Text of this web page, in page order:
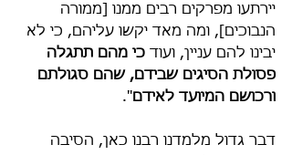
יירתעו מפרקים רבים ממנו [ממורה
הנבוכים], ומה מאד יקשו עליהם, כי לא
יבינו להם עניין, ועוד כי מהם תתגלה
פסולת הסיגים שבידם, שהם סגולתם
ורכושם המיועד לאידם".
דבר גדול מלמדנו רבנו כאן, הסיבה